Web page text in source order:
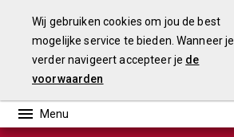
Wij gebruiken cookies om jou de best
mogelijke service te bieden. Wanneer je
verder navigeert accepteer je de
voorwaarden